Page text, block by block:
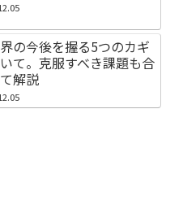
の今後を握る5つのカギ
て。克服すべき課題も合
解説